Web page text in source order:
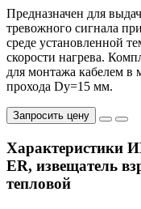
Предназначен для
тревожного сигнала
среде установленной
скорости нагрева.
для монтажа кабелем в
прохода Dу=15 мм.
Запросить цену
Характеристики
ЕR, извещатель
тепловой